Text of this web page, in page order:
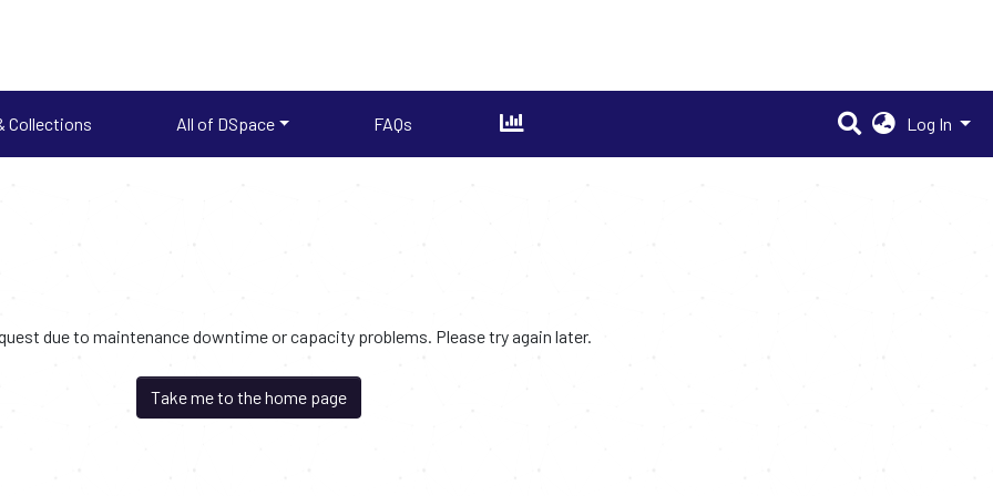
Collections All of DSpace FAQs Log In
due to maintenance downtime or capacity problems. Please try again later.
Take me to the home page